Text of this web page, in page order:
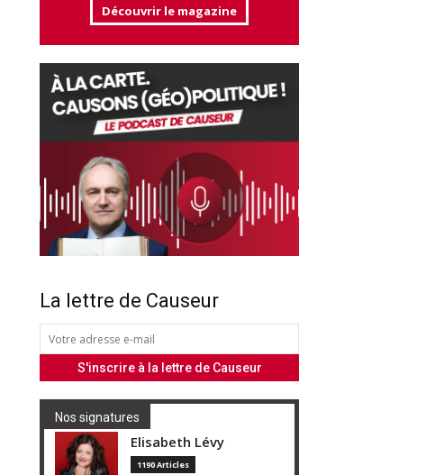
Découvrir le magazine
La lettre de Causeur
Nos signatures
Elisabeth Lévy
1190 Articles